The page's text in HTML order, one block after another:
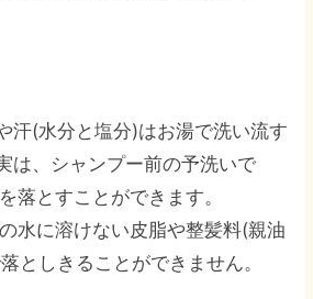
汗(水分と塩分)はお湯で洗い流す
は、シャンプー前の予洗いで
落とすことができます。
水に溶けない皮脂や整髪料(親油
としきることができません。